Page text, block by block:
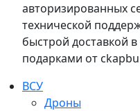
авторизированных
технической
быстрой доставкой
подарками от
ВСУ
Дроны